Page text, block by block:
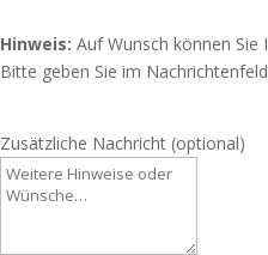
Hinweis: Auf Wunsch können
Bitte geben Sie im
Zusätzliche Nachricht (optional)